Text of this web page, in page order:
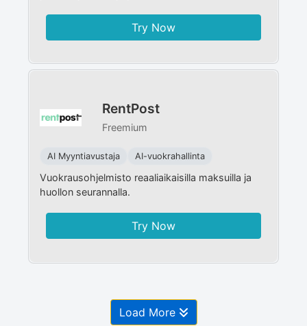
Try Now
RentPost
Freemium
AI Myyntiavustaja AI-vuokrahallinta
Vuokrausohjelmisto reaaliaikaisilla maksuilla ja
huollon seurannalla.
Try Now
Load More